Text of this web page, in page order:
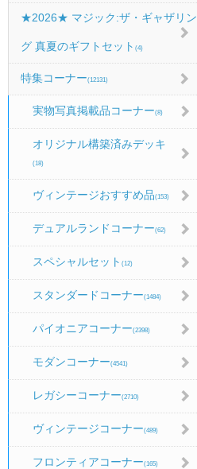
★2026★ マジック:ザ・ギャザリン
グ 真夏のギフトセット (4)
特集コーナー(12131)
実物写真掲載品コーナー(8)
オリジナル構築済みデッキ
(18)
ヴィンテージおすすめ品(153)
デュアルランドコーナー(62)
スペシャルセット (12)
スタンダードコーナー(1484)
パイオニアコーナー(2398)
モダンコーナー(4541)
レガシーコーナー(2710)
ヴィンテージコーナー(489)
フロンティアコーナー(165)